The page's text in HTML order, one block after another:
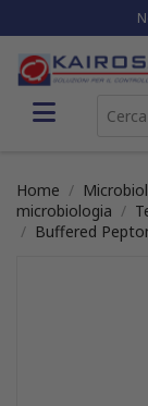
Home
microbiologia
Buffered